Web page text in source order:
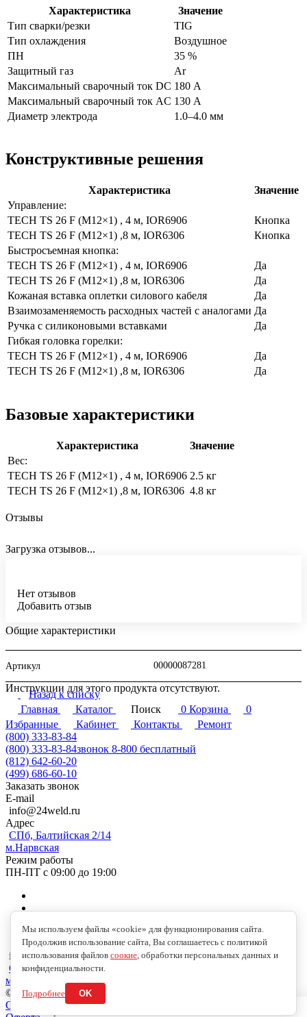
В корзину
Характеристика
Значение
Тип сварки/резки
TIG
Тип охлаждения
Воздушное
ПН
35 %
Защитный газ
Ar
Максимальный сварочный ток DC 180 А
Максимальный сварочный ток AC 130 А
Диаметр электрода
1.0–4.0 мм
Конструктивные решения
Характеристика
Значение
Управление:
TECH TS 26 F (M12×1) , 4 м, IOR6906
Кнопка
TECH TS 26 F (M12×1) ,8 м, IOR6306
Кнопка
Быстросъемная кнопка:
TECH TS 26 F (M12×1) , 4 м, IOR6906
Да
TECH TS 26 F (M12×1) ,8 м, IOR6306
Да
Кожаная вставка оплетки силового кабеля
Да
Взаимозаменяемость расходных частей с аналогами Да
Ручка с силиконовыми вставками
Да
Гибкая головка горелки:
TECH TS 26 F (M12×1) , 4 м, IOR6906
Да
TECH TS 26 F (M12×1) ,8 м, IOR6306
Да
Базовые характеристики
Характеристика
Значение
Вес:
TECH TS 26 F (M12×1) , 4 м, IOR6906 2.5 кг
TECH TS 26 F (M12×1) ,8 м, IOR6306 4.8 кг
Отзывы
Загрузка отзывов...
Нет отзывов
Добавить отзыв
Общие характеристики
Артикул 00000087281
Инструкции для этого продукта отсутствуют.
Назад к списку
Главная
Каталог Поиск 0 Корзина
0
Избранные
Кабинет Контакты
Ремонт
(800) 333-83-84
(800) 333-83-84звонок 8-800 бесплатный
(812) 642-60-20
(499) 686-60-10
Заказать звонок
E-mail
info@24weld.ru
Адрес
СПб, Балтийская 2/14
м.Нарвская
Режим работы
ПН-ПТ с 09:00 до 19:00
info@24weld.ru
СПб, Балтийская 2/14
м.Нарвская
© 2026 Copyright © 2009-2026 //24WELD.RU//СВАРКА24//
Обработка персональных данных
Мы используем файлы «cookie» для функционирования сайта.
Продолжив использование сайта, Вы соглашаетесь с политикой
использования файлов соокие, обработки персональных данных и
конфиденциальности.
Подробнее OK